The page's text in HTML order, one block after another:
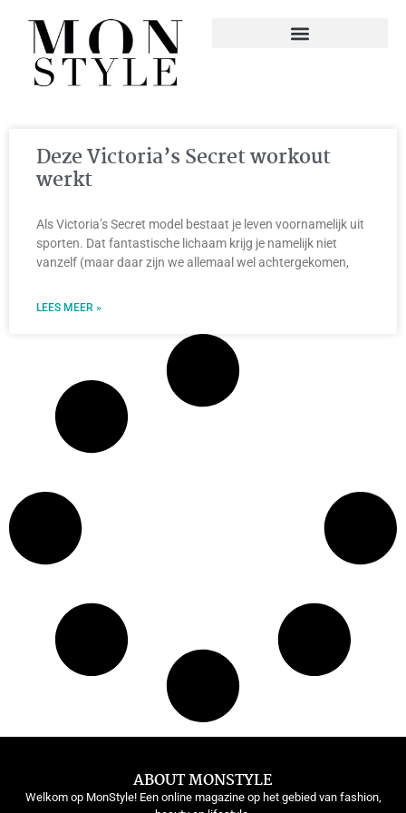
Deze Victoria’s Secret workout
werkt
Als Victoria’s Secret model bestaat je leven voornamelijk uit
sporten. Dat fantastische lichaam krijg je namelijk niet
vanzelf (maar daar zijn we allemaal wel achtergekomen,
LEES MEER »
ABOUT MONSTYLE
Welkom op MonStyle! Een online magazine op het gebied van fashion,